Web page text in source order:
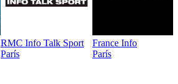
RMC Info Talk Sport
París
France Info
París